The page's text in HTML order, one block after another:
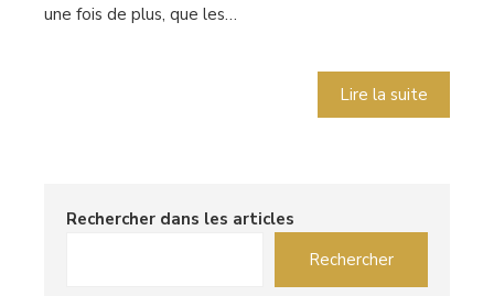
une fois de plus, que les…
Lire la suite
Rechercher dans les articles
Rechercher